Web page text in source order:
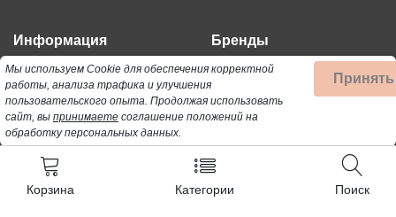
Корзина Категории Поиск
Информация
Поиск
Политика
Карта сайта
Контакты
Бренды
ACC
AFK
AIRMATE
Мы используем Cookie для обеспечения корректной
работы, анализа трафика и улучшения
пользовательского опыта. Продолжая использовать
сайт, вы принимаете соглашение положений на
обработку персональных данных.
Принять